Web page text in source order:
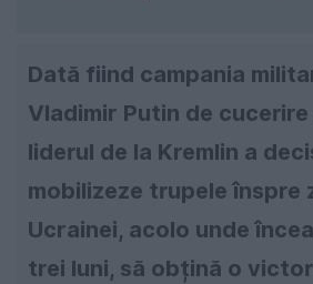
Dată fiind campania
Vladimir Putin de cucerire
liderul de la Kremlin a
mobilizeze trupele înspre
Ucrainei, acolo unde
trei luni, să obțină o